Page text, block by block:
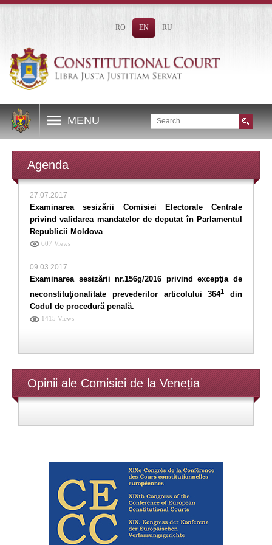
RO EN RU
MENU
Agenda
27.07.2017
Examinarea sesizării Comisiei Electorale Centrale
privind validarea mandatelor de deputat în Parlamentul
Republicii Moldova
607 Views
09.03.2017
Examinarea sesizării nr.156g/2016 privind excepţia de
neconstituţionalitate prevederilor articolului 3641
din
Codul de procedură penală.
1415 Views
Opinii ale Comisiei de la Veneția